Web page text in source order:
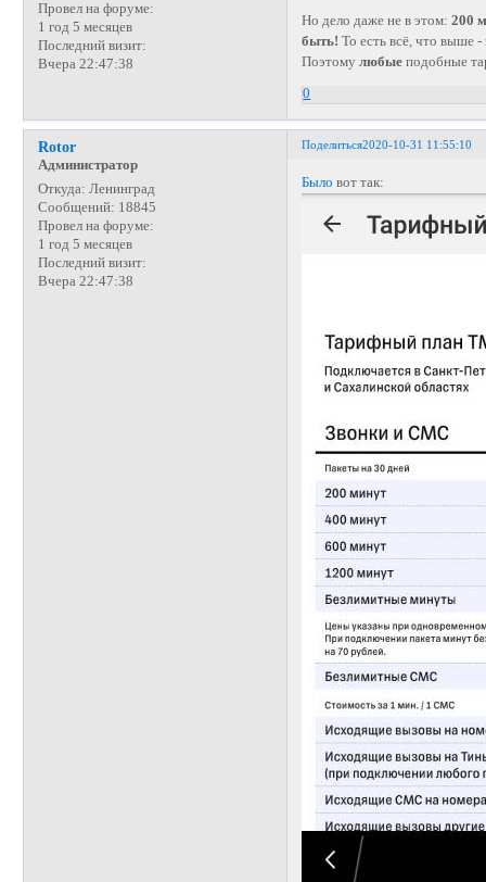
Провел на форуме:
1 год 5 месяцев
Последний визит:
Вчера 22:47:38
Но дело даже не в этом:200
быть!То есть всё, что выше
Поэтомулюбые подобные
0
Поделиться2020-10-31 11:55:10
Rotor
Администратор
Откуда: Ленинград
Сообщений: 18845
Провел на форуме:
1 год 5 месяцев
Последний визит:
Вчера 22:47:38
Было вот так: